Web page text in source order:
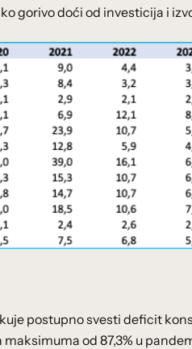
gorivo doći od investicija i
postupno svesti deficit
maksimuma od 87,3% u